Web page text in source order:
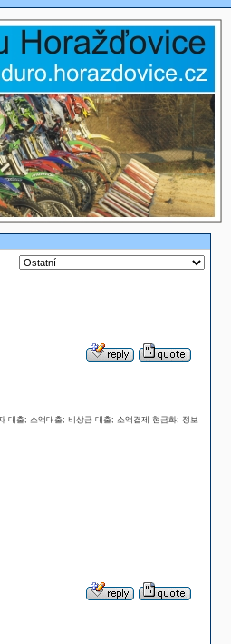
대출; 소액대출; 비상금 대출; 소액결제 현금화; 정보